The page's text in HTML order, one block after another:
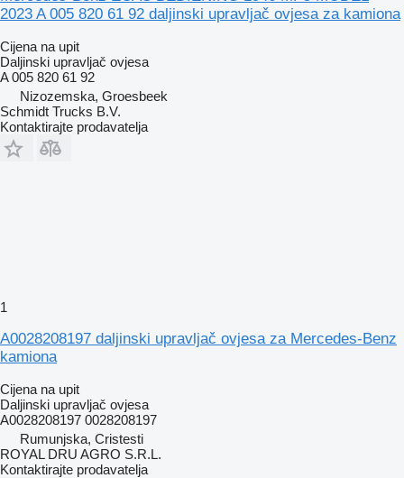
2023 A 005 820 61 92 daljinski upravljač ovjesa za kamiona
Cijena na upit
Daljinski upravljač ovjesa
A 005 820 61 92
Nizozemska, Groesbeek
Schmidt Trucks B.V.
Kontaktirajte prodavatelja
1
A0028208197 daljinski upravljač ovjesa za Mercedes-Benz
kamiona
Cijena na upit
Daljinski upravljač ovjesa
A0028208197 0028208197
Rumunjska, Cristesti
ROYAL DRU AGRO S.R.L.
Kontaktirajte prodavatelja